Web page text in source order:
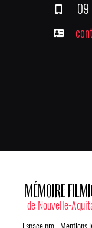
09
MÉMOIRE
de Nouvelle-